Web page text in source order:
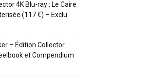
4K Blu-ray : Le Caire
(117 €) – Exclu
– Édition Collector
et Compendium